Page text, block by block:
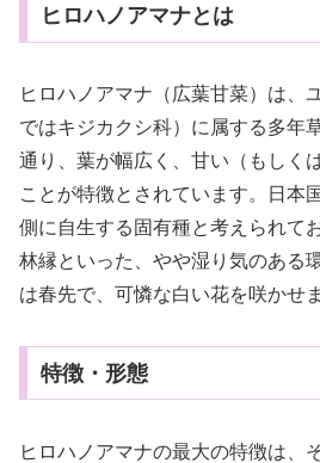
ヒロハノアマナとは
ヒロハノアマナ（広葉甘菜）は、
ではキジカクシ科）に属する多年
通り、葉が幅広く、甘い（もしく
ことが特徴とされています。日本
側に自生する固有種と考えられて
林縁といった、やや湿り気のある
は春先で、可憐な白い花を咲かせま
特徴・形態
ヒロハノアマナの最大の特徴は、